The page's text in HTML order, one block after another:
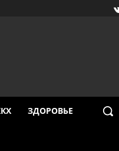
ЗДОРОВЬЕ